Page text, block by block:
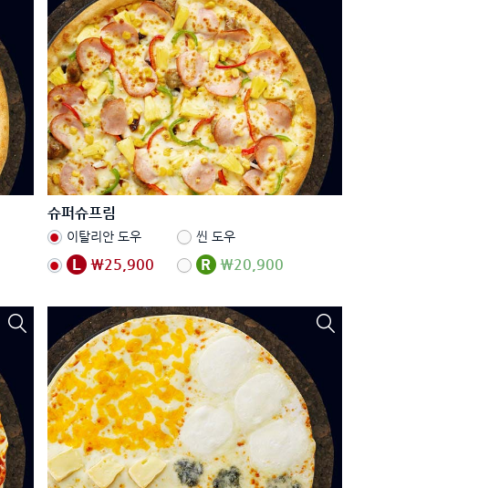
슈퍼슈프림
이탈리안 도우 씬 도우
₩25,900 ₩20,900